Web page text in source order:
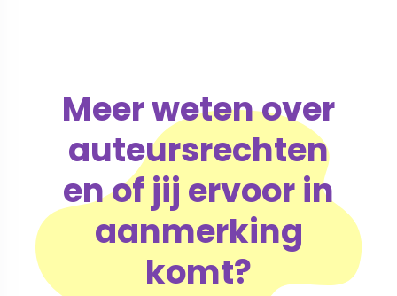
Meer weten over
auteursrechten
en of jij ervoor in
aanmerking
komt?